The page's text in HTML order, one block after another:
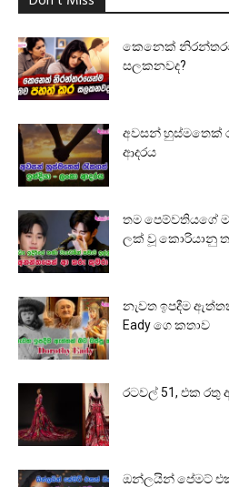
කෙනෙක්
සලකනවද?
අවසන් හුස්මතෙක්
ආදරය
තම පෙම්වතියගේ
ලක් වූ කොරියානු
නැවත ඉපදීම
Eady ගෙ කතාව
රටවල් 51, එක රතු
ඔන්ලයින් පේමට්